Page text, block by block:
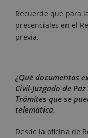
Recuerde que para
presenciales en el
previa.
¿Qué documentos
Civil-Juzgado de
Trámites que se
telemática.
Desde la oficina de